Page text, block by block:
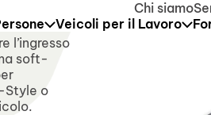
compresi. Il servizio diChi siamo
Veicoli per il Lavoro
l’ingresso
soft-
Style o